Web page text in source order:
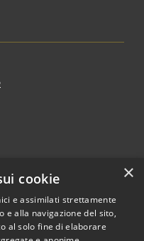
×
cookie
e assimilati strettamente
e alla navigazione del sito,
al solo fine di elaborare